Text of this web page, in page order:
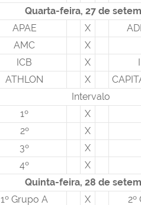
Quarta-feira, 27 de
APAE X
AMC
X
ICB X
ATHLON X
Intervalo
1º
X
2º
X
3º
X
4º
X
Quinta-feira, 28 de
1º Grupo A X
2º